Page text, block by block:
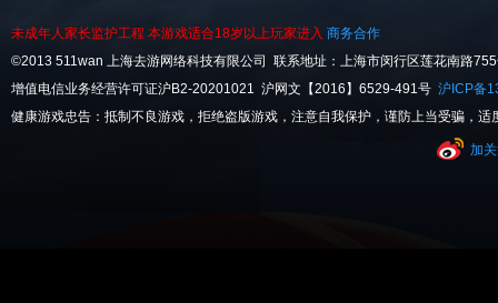
未成年人家长监护工程 本游戏适合18岁以上玩家进入 商务合作
©2013 511wan 上海去游网络科技有限公司 联系地址：上海市闵行区莲花南路
增值电信业务经营许可证沪B2-20201021 沪网文【2016】6529-491号 沪ICP备
健康游戏忠告：抵制不良游戏，拒绝盗版游戏，注意自我保护，谨防上当受骗，
加